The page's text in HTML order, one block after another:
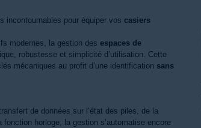
incontournables pour équiper vos casiers
modernes, la gestion des espaces de
robustesse et simplicité d’utilisation. Cette
mécaniques au profit d’une identification sans
de données sur l’état des piles, de la
horloge, la gestion s’automatise encore